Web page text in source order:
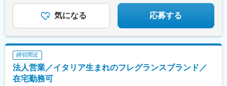
気になる 応募する
締切間近
法人営業／イタリア生まれのフレグランスブランド／
在宅勤務可